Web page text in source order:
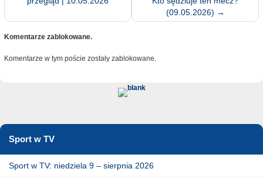
(09.05.2026) →
Komentarze zablokowane.
Komentarze w tym poście zostały zablokowane.
Sport w TV
Sport w TV: niedziela 9 – sierpnia 2026